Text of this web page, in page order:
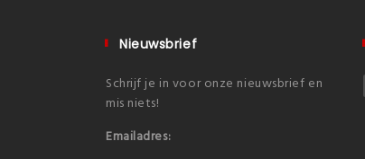
Nieuwsbrief
Schrijf je in voor onze nieuwsbrief en
mis niets!
Emailadres: